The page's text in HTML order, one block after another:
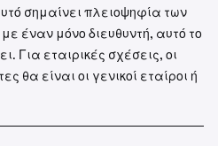
σημαίνει πλειοψηφία των
έναν μόνο διευθυντή, αυτό το
Για εταιρικές σχέσεις, οι
θα είναι οι γενικοί εταίροι ή